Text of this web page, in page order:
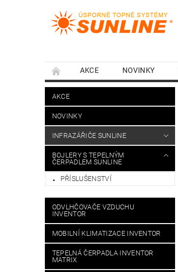
AKCE NOVINKY
AKCE
NOVINKY
INFRAZÁŘIČE SUNLINE
BOJLERY S TEPELNÝM
ČERPADLEM SUNLINE
PŘÍSLUŠENSTVÍ
ODVLHČOVAČE VZDUCHU
INVENTOR
MOBILNÍ KLIMATIZACE INVENTOR
TEPELNÁ ČERPADLA INVENTOR
MATRIX